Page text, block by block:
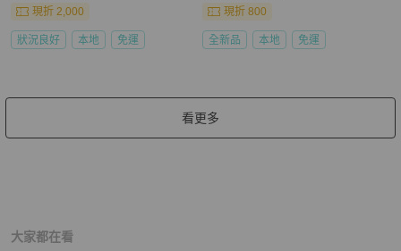
現折 2,000
狀況良好 本地 免運
現折 800
全新品 本地 免運
看更多
大家都在看